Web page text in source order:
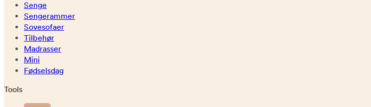
Senge
Sengerammer
Sovesofaer
Tilbehør
Madrasser
Mini
Fødselsdag
Tools